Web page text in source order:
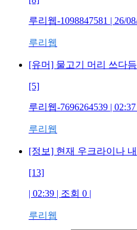
루리웹-1098847581 | 26/
루리웹
[유머] 물고기 머리 쓰다
[5]
루리웹-7696264539 |
루리웹
[정보] 현재 우크라이나
[13]
| 02:39 | 조회 0 |
루리웹